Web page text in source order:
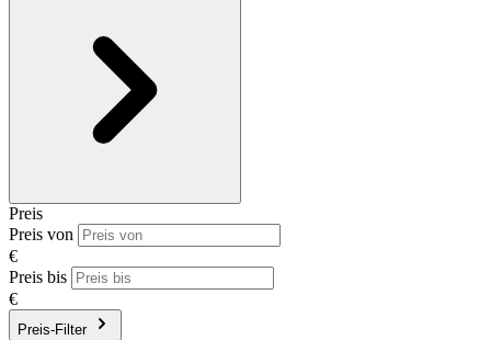
Preis
Preis von
€
Preis bis
€
Preis-Filter